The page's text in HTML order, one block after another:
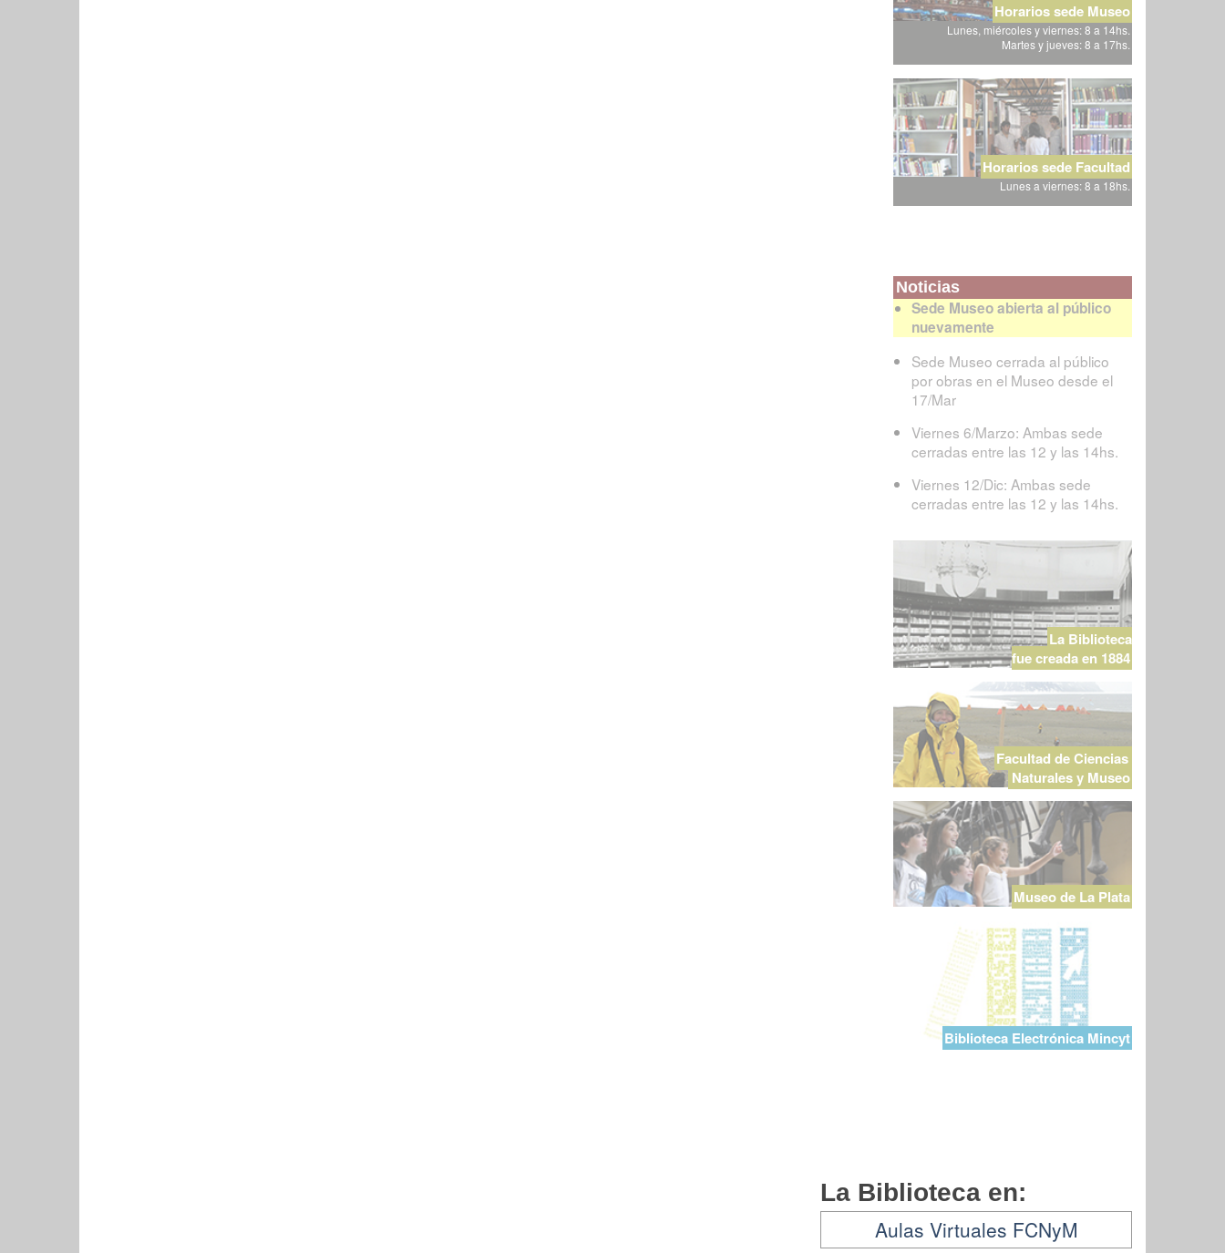
Horarios sede Museo
Lunes, miércoles y viernes: 8 a 14hs.
Martes y jueves: 8 a 17hs.
Horarios sede Facultad
Lunes a viernes: 8 a 18hs.
Noticias
Sede Museo abierta al público
nuevamente
Sede Museo cerrada al público
por obras en el Museo desde el
17/Mar
Viernes 6/Marzo: Ambas sede
cerradas entre las 12 y las 14hs.
Viernes 12/Dic: Ambas sede
cerradas entre las 12 y las 14hs.
La Biblioteca
fue creada en 1884
Facultad de Ciencias
Naturales y Museo
Museo de La Plata
Biblioteca Electrónica Mincyt
La Biblioteca en:
Aulas Virtuales FCNyM